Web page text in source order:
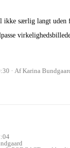
ikke særlig langt uden
Af Karina